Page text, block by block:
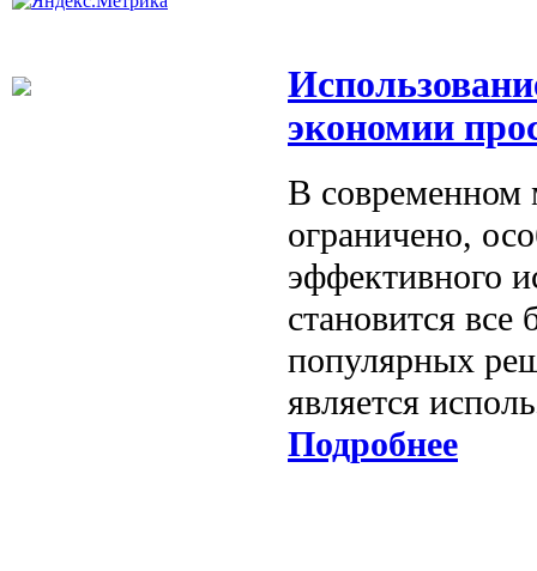
экономии
В современном
ограничено,
эффективного
становится
популярных
является
Подробнее